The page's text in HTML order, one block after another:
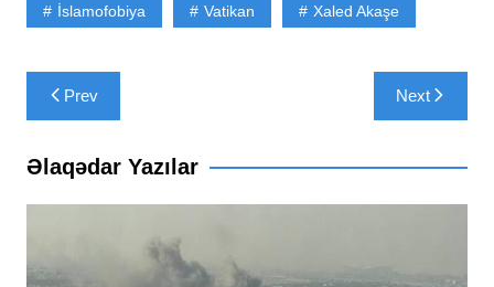
İslamofobiya Vatikan Xaled Akaşe
Yazı
naviqasiyası
Prev Next
Əlaqədar Yazılar